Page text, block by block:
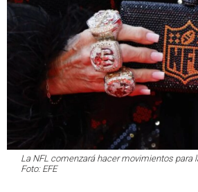
La NFL comenzará hacer movimientos para
Foto: EFE